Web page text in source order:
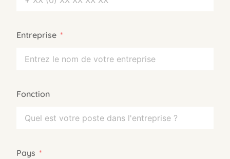
Entreprise
Fonction
Pays